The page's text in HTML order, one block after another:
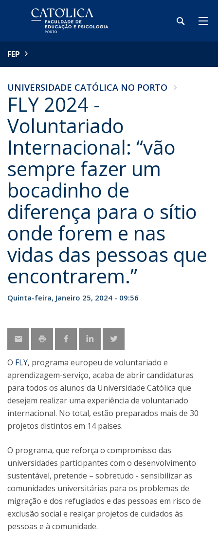
FEP
UNIVERSIDADE CATÓLICA NO PORTO
FLY 2024 -
Voluntariado
Internacional: “vão
sempre fazer um
bocadinho de
diferença para o sítio
onde forem e nas
vidas das pessoas que
encontrarem.”
Quinta-feira, Janeiro 25, 2024 - 09:56
O FLY, programa europeu de voluntariado e
aprendizagem-serviço, acaba de abrir candidaturas
para todos os alunos da Universidade Católica que
desejem realizar uma experiência de voluntariado
internacional. No total, estão preparados mais de 30
projetos distintos em 14 países.
O programa, que reforça o compromisso das
universidades participantes com o desenvolvimento
sustentável, pretende – sobretudo - sensibilizar as
comunidades universitárias para os problemas de
migração e dos refugiados e das pessoas em risco de
exclusão social e realçar projetos de cuidados às
pessoas e à comunidade.